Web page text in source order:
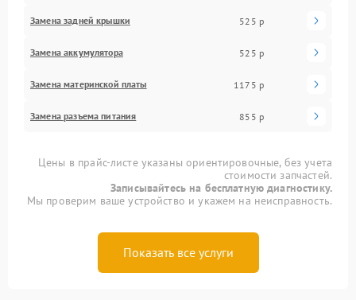
Замена задней крышки 525 р
Замена аккумулятора 525 р
Замена материнской платы 1175 р
Замена разъема питания 855 р
Цены в прайс-листе указаны ориентировочные, без учета
стоимости запчастей.
Записывайтесь на бесплатную диагностику.
Мы проверим ваше устройство и укажем на неисправность.
Показать все услуги